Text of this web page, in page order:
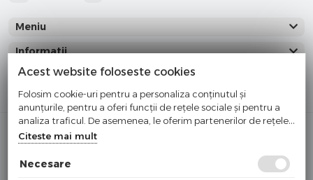
Meniu
Informatii
Categorii
Cumparati cu incredere
Checkout securizat de Netopia
×
Acest website foloseste cookies
Folosim cookie-uri pentru a personaliza conținutul și
anunțurile, pentru a oferi funcții de rețele sociale și pentru a
analiza traficul. De asemenea, le oferim partenerilor de rețele
sociale, de publicitate și de analize informații cu privire la
modul în care folosiți site-ul nostru. Aceștia le pot combina cu
alte informații oferite de dvs. sau culese în urma folosirii
Citeste mai mult
Necesare